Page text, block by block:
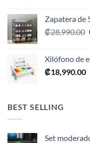
Zapatera de
₡28,990.00
Xilófono de
₡18,990.00
BEST SELLING
Set